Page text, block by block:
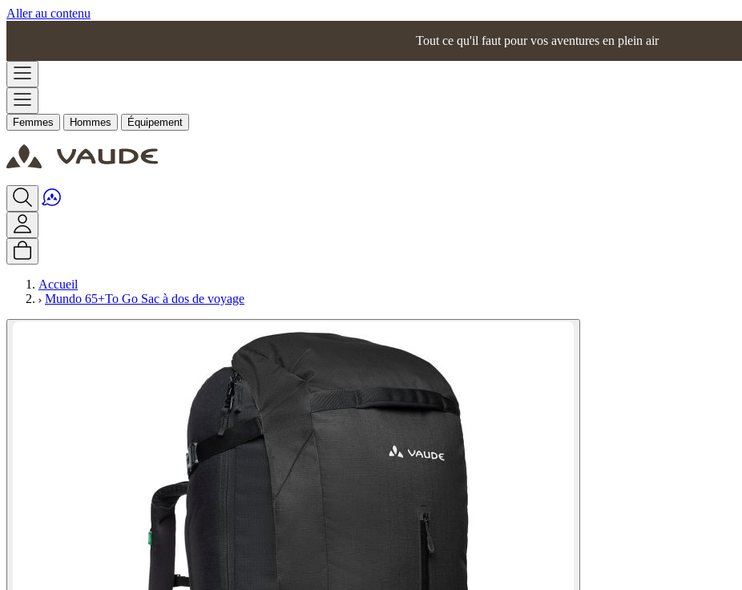
Aller au contenu
Tout ce qu'il faut pour vos aventures en plein air
Femmes Hommes Équipement
Accueil
Mundo 65+To Go Sac à dos de voyage